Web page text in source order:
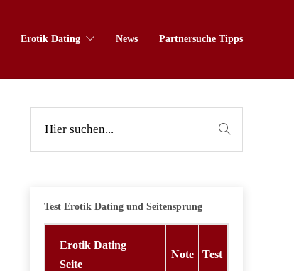
Erotik Dating News Partnersuche Tipps
Test Erotik Dating und Seitensprung
Erotik Dating
Seite
Note Test